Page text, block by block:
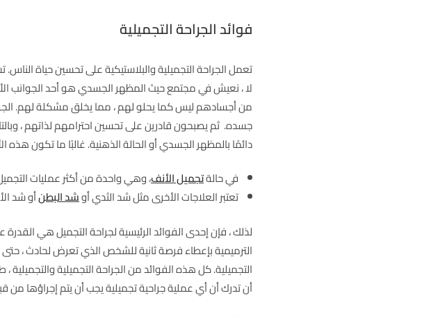
فوائد الجراحة التجميلية
تعمل الجراحة التجميلية والبلاستيكية على تحسين حياة الناس.
لا ، نعيش في مجتمع حيث المظهر الجسدي هو أحد الجوانب
من أجسادهم ليس كما يحلو لهم ، مما يخلق مشكلة لهم.
جسده. ثم يصبحون قادرين على تحسين احترامهم لذاتهم ،
دائمًا بالمظهر الجسدي أو الحالة الذهنية. غالبًا ما تكون
في حالةتجميل الأنف، وهي واحدة من أكثر عمليات
تعتبر العلاجات الأخرى مثل شد الثدي أوشد البطنأو شد
لذلك ، فإن إحدىالفوائد الرئيسية لجراحة التجميل هي
الترميمية بإعطاء فرصة ثانية للشخص الذي تعرض لحادث ،
التجميلية. كل هذه الفوائد من الجراحة التجميلية والتجميلية
أن تدرك أن أي عملية جراحية تجميلية يجب أن يتم إجراؤها